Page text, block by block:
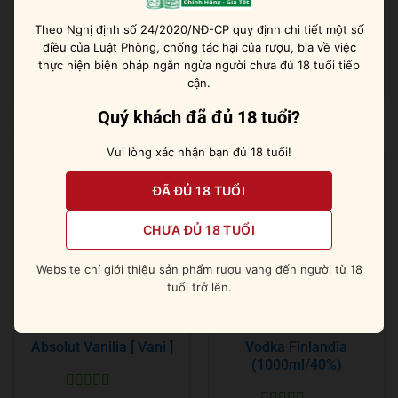
Dù bạn muốn thưởng thức nguyên chất, ướp lạnh rượu
hay pha chế Vodka Tonic hoặc Mojito đều cực kỳ
thơm ngon.
Sản phẩm tương tự
Absolut Vanilia [ Vani ]
Vodka Finlandia
(1000ml/40%)
Theo Nghị định số 24/2020/NĐ-CP quy định chi tiết một số
điều của Luật Phòng, chống tác hại của rượu, bia về việc
thực hiện biện pháp ngăn ngừa người chưa đủ 18 tuổi tiếp
cận.
Quý khách đã đủ 18 tuổi?
Vui lòng xác nhận bạn đủ 18 tuổi!
ĐÃ ĐỦ 18 TUỔI
CHƯA ĐỦ 18 TUỔI
Website chỉ giới thiệu sản phẩm rượu vang đến người từ 18
tuổi trở lên.